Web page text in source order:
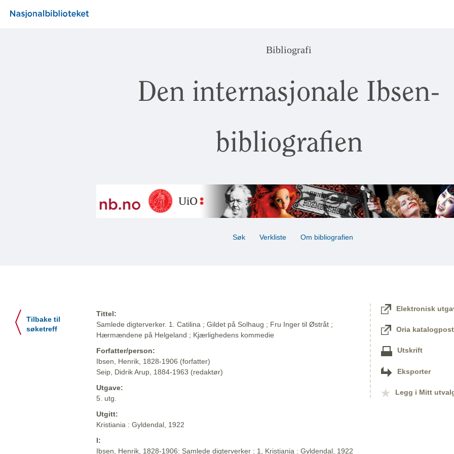
Bibliografi
Den internasjonale Ibsen-
bibliografien
Søk Verkliste Om bibliografien
Tilbake til
søketreff
Tittel:
Samlede digterverker. 1. Catilina ; Gildet på Solhaug ; Fru Inger til Østråt ;
Hærmændene på Helgeland ; Kjærlighedens kommedie
Forfatter/person:
Ibsen, Henrik, 1828-1906 (forfatter)
Seip, Didrik Arup, 1884-1963 (redaktør)
Utgave:
5. utg.
Utgitt:
Kristiania : Gyldendal, 1922
I:
Ibsen, Henrik, 1828-1906: Samlede digterverker : 1, Kristiania : Gyldendal, 1922
Elektronisk
Oria katalogpost
Utskrift
Eksporter
Legg i Mitt